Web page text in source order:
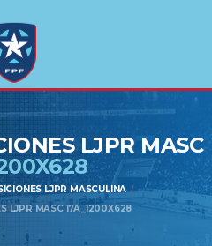
LJPR MASC
LJPR MASCULINA
LJPR MASC 17A_1200X628